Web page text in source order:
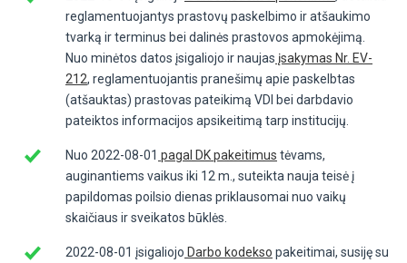
reglamentuojantys prastovų paskelbimo ir atšaukimo
tvarką ir terminus bei dalinės prastovos apmokėjimą.
Nuo minėtos datos įsigaliojo ir naujas įsakymas Nr. EV-
212, reglamentuojantis pranešimų apie paskelbtas
(atšauktas) prastovas pateikimą VDI bei darbdavio
pateiktos informacijos apsikeitimą tarp institucijų.
Nuo 2022-08-01 pagal DK pakeitimus tėvams,
auginantiems vaikus iki 12 m., suteikta nauja teisė į
papildomas poilsio dienas priklausomai nuo vaikų
skaičiaus ir sveikatos būklės.
2022-08-01 įsigaliojo Darbo kodekso pakeitimai, susiję su